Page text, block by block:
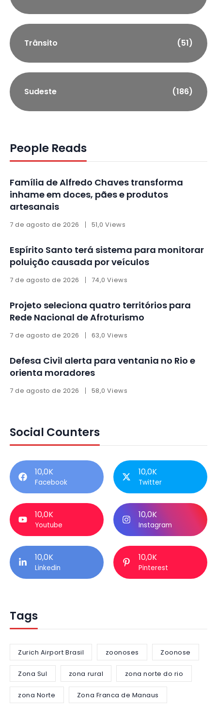
Trânsito (51)
Sudeste (186)
People Reads
Família de Alfredo Chaves transforma
inhame em doces, pães e produtos
artesanais
7 de agosto de 2026 51,0 Views
Espírito Santo terá sistema para monitorar
poluição causada por veículos
7 de agosto de 2026 74,0 Views
Projeto seleciona quatro territórios para
Rede Nacional de Afroturismo
7 de agosto de 2026 63,0 Views
Defesa Civil alerta para ventania no Rio e
orienta moradores
7 de agosto de 2026 58,0 Views
Social Counters
10,0K
Facebook
10,0K
Twitter
10,0K
Youtube
10,0K
Instagram
10,0K
Linkedin
10,0K
Pinterest
Tags
Zurich Airport Brasil zoonoses Zoonose
Zona Sul zona rural zona norte do rio
zona Norte Zona Franca de Manaus